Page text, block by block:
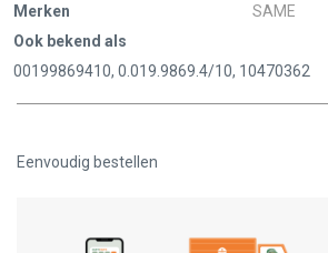
Merken
SAME
Ook bekend als
00199869410, 0.019.9869.4/10, 10470362
Eenvoudig bestellen